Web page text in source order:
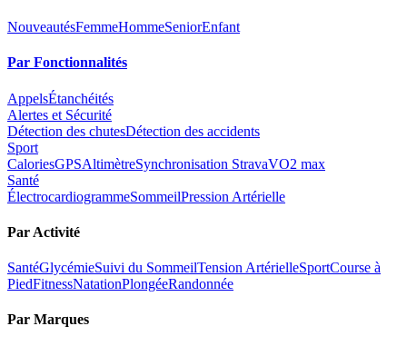
NouveautésFemmeHommeSeniorEnfant
Par Fonctionnalités
AppelsÉtanchéités
Alertes et Sécurité
Détection des chutesDétection des accidents
Sport
CaloriesGPSAltimètreSynchronisation StravaVO2 max
Santé
ÉlectrocardiogrammeSommeilPression Artérielle
Par Activité
SantéGlycémieSuivi du SommeilTension ArtérielleSportCourse à
PiedFitnessNatationPlongéeRandonnée
Par Marques